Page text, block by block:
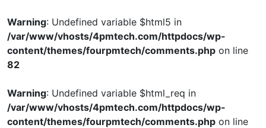
Warning: Undefined variable $html5 in
/var/www/vhosts/4pmtech.com/httpdocs/wp-
content/themes/fourpmtech/comments.php on line
82
Warning: Undefined variable $html_req in
/var/www/vhosts/4pmtech.com/httpdocs/wp-
content/themes/fourpmtech/comments.php on line